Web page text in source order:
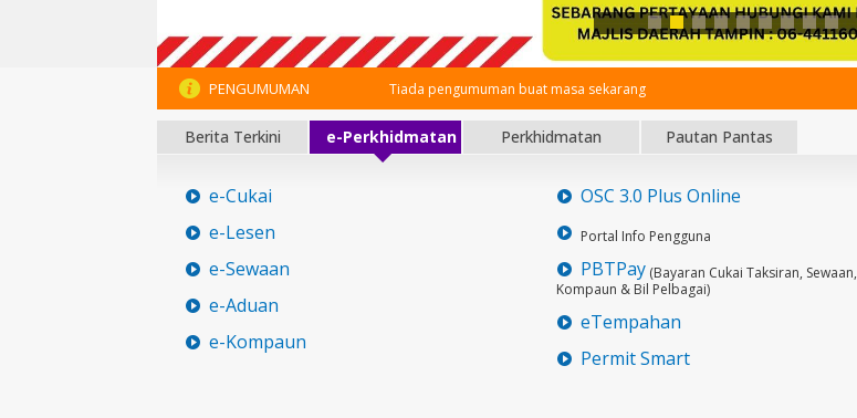
PENGUMUMAN Tiada pengumuman buat masa sekarang
Berita Terkini e-Perkhidmatan Perkhidmatan Pautan Pantas
e-Cukai
e-Lesen
e-Sewaan
e-Aduan
e-Kompaun
OSC 3.0 Plus Online
Portal Info Pengguna
PBTPay(Bayaran Cukai Taksiran, Sewaan,
Kompaun & Bil Pelbagai)
eTempahan
Permit Smart